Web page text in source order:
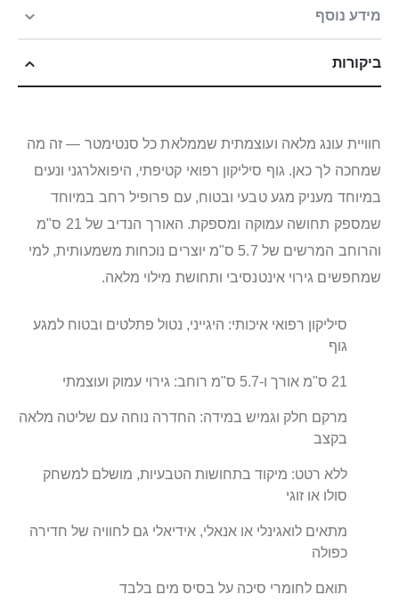
מידע נוסף
ביקורות
חוויית עונג מלאה ועוצמתית שממלאת כל סנטימטר — זה מה
שמחכה לך כאן. גוף סיליקון רפואי קטיפתי, היפואלרגני ונעים
במיוחד מעניק מגע טבעי ובטוח, עם פרופיל רחב במיוחד
שמספק תחושה עמוקה ומספקת. האורך הנדיב של 21 ס"מ
והרוחב המרשים של 5.7 ס"מ יוצרים נוכחות משמעותית, למי
שמחפשים גירוי אינטנסיבי ותחושת מילוי מלאה.
סיליקון רפואי איכותי: היגייני, נטול פתלטים ובטוח למגע
גוף
21 ס"מ אורך ו-5.7 ס"מ רוחב: גירוי עמוק ועוצמתי
מרקם חלק וגמיש במידה: החדרה נוחה עם שליטה מלאה
בקצב
ללא רטט: מיקוד בתחושות הטבעיות, מושלם למשחק
סולו או זוגי
מתאים לואגינלי או אנאלי, אידיאלי גם לחוויה של חדירה
כפולה
תואם לחומרי סיכה על בסיס מים בלבד